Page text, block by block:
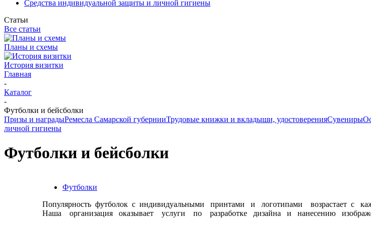
Средства индивидуальной защиты и личной гигиены
Статьи
Все статьи
Планы и схемы
История визитки
Главная
-
Каталог
-
Футболки и бейсболки
Призы и наградыРемесла Самарской губернииТрудовые книжки и вкладыши, удостоверенияСувениры
личной гигиены
Футболки и бейсболки
Футболки
Популярность футболок с индивидуальными принтами и логотипами возрастает с
Наша организация оказывает услуги по разработке дизайна и нанесению